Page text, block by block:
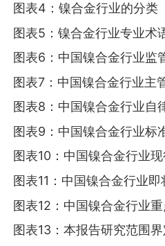
图表4：镍合金行业的分类
图表5：镍合金行业专业术
图表6：中国镍合金行业监
图表7：中国镍合金行业主
图表8：中国镍合金行业自
图表9：中国镍合金行业标
图表10：中国镍合金行业
图表11：中国镍合金行业
图表12：中国镍合金行业
图表13：本报告研究范围界